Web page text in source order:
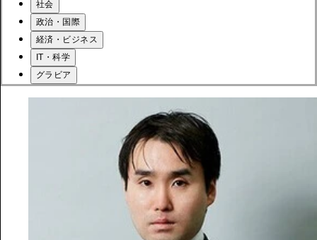
社会
政治・国際
経済・ビジネス
IT・科学
グラビア